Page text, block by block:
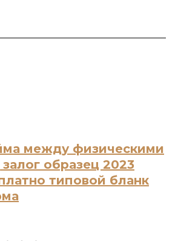
между физическими
образец 2023
типовой бланк